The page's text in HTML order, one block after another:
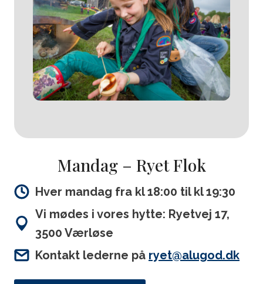
Mandag – Ryet Flok
Hver mandag fra kl 18:00 til kl 19:30
Vi mødes i vores hytte: Ryetvej 17,
3500 Værløse
Kontakt lederne på ryet@alugod.dk